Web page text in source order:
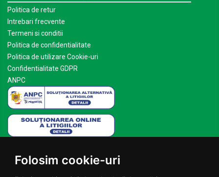
Folosim cookie-uri
Politica de retur
Intrebari frecvente
Termeni si conditii
Politica de confidentialitate
Politica de utilizare Cookie-uri
Confidentialitate GDPR
ANPC
Acasa